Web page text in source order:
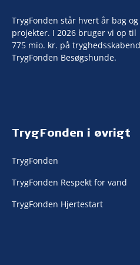
TrygFonden står hvert år bag
projekter. I 2026 bruger vi op til
775 mio. kr. på
TrygFonden Besøgshunde.
TrygFonden i øvrigt
TrygFonden
TrygFonden Respekt for vand
TrygFonden Hjertestart